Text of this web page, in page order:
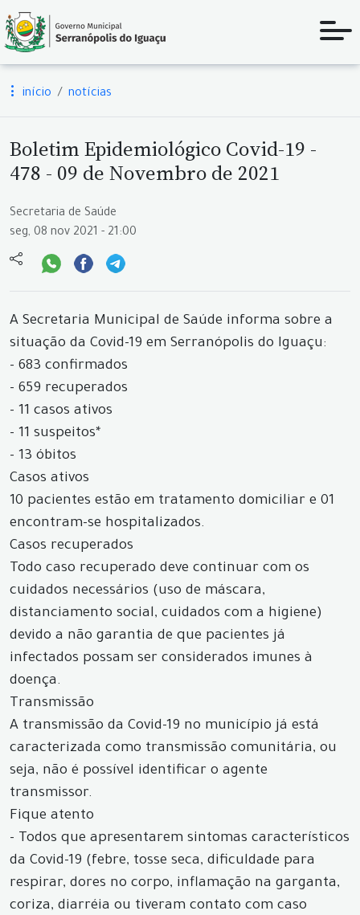
início notícias
Boletim Epidemiológico Covid-19 -
478 - 09 de Novembro de 2021
Secretaria de Saúde
seg, 08 nov 2021 - 21:00
A Secretaria Municipal de Saúde informa sobre a
situação da Covid-19 em Serranópolis do Iguaçu:
- 683 confirmados
- 659 recuperados
- 11 casos ativos
- 11 suspeitos*
- 13 óbitos
Casos ativos
10 pacientes estão em tratamento domiciliar e 01
encontram-se hospitalizados.
Casos recuperados
Todo caso recuperado deve continuar com os
cuidados necessários (uso de máscara,
distanciamento social, cuidados com a higiene)
devido a não garantia de que pacientes já
infectados possam ser considerados imunes à
doença.
Transmissão
A transmissão da Covid-19 no município já está
caracterizada como transmissão comunitária, ou
seja, não é possível identificar o agente
transmissor.
Fique atento
- Todos que apresentarem sintomas característicos
da Covid-19 (febre, tosse seca, dificuldade para
respirar, dores no corpo, inflamação na garganta,
coriza, diarréia ou tiveram contato com caso